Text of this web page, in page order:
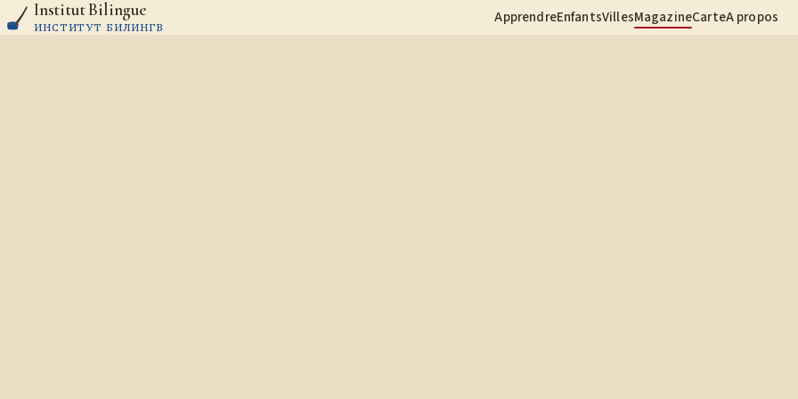
Aller au contenu
Institut Bilingue
ИНСТИТУТ БИЛИНГВ
ApprendreEnfantsVillesMagazineCarteA propos